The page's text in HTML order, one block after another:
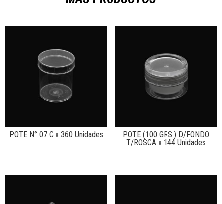
POTE N° 07 C x 360 Unidades
POTE (100 GRS.) D/FONDO
T/ROSCA x 144 Unidades